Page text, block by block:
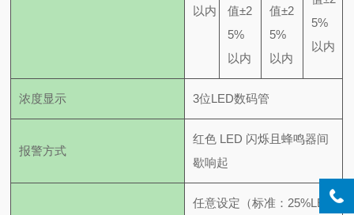
以内
值±2
5%
以内
值±2
5%
以内
5%
以内
浓度显示 3位LED数码管
报警方式
红色 LED 闪烁且蜂鸣器间
歇响起
任意设定（标准：25%LE